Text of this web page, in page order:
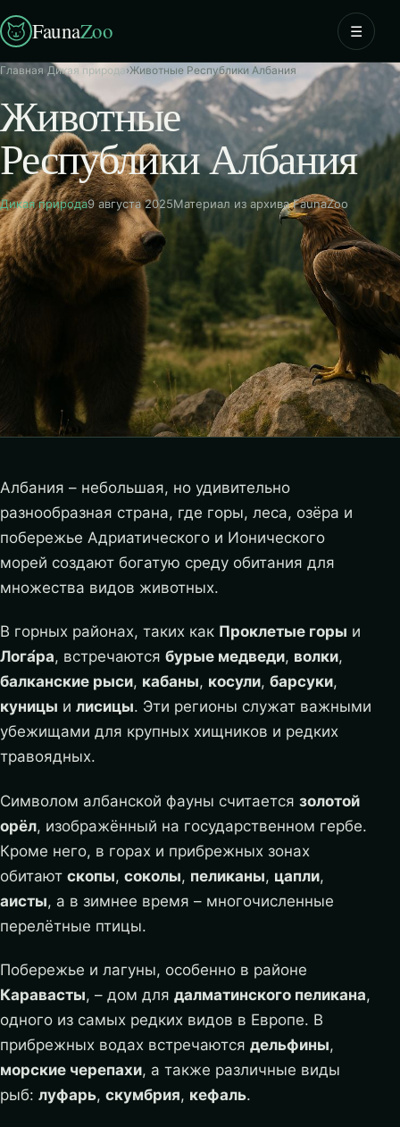
FaunaZoo ☰
Главная Дикая природа›Животные Республики Албания
Животные
Республики Албания
Дикая природа9 августа 2025Материал из архива FaunaZoo
Албания – небольшая, но удивительно
разнообразная страна, где горы, леса, озёра и
побережье Адриатического и Ионического
морей создают богатую среду обитания для
множества видов животных.
В горных районах, таких как Проклетые горы и
Лога́ра, встречаются бурые медведи, волки,
балканские рыси, кабаны, косули, барсуки,
куницы и лисицы. Эти регионы служат важными
убежищами для крупных хищников и редких
травоядных.
Символом албанской фауны считается золотой
орёл, изображённый на государственном гербе.
Кроме него, в горах и прибрежных зонах
обитают скопы, соколы, пеликаны, цапли,
аисты, а в зимнее время – многочисленные
перелётные птицы.
Побережье и лагуны, особенно в районе
Каравасты, – дом для далматинского пеликана,
одного из самых редких видов в Европе. В
прибрежных водах встречаются дельфины,
морские черепахи, а также различные виды
рыб: луфарь, скумбрия, кефаль.